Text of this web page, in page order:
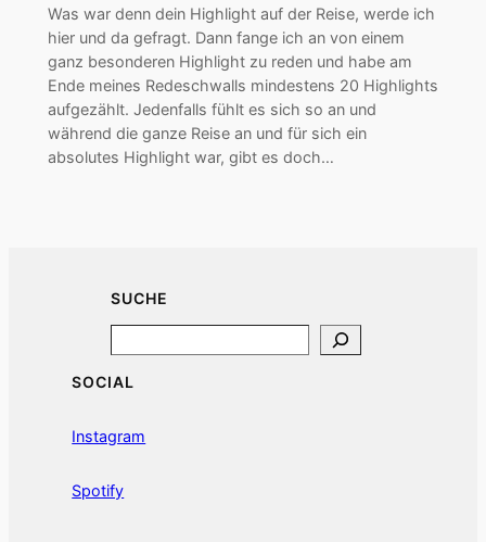
Was war denn dein Highlight auf der Reise, werde ich
hier und da gefragt. Dann fange ich an von einem
ganz besonderen Highlight zu reden und habe am
Ende meines Redeschwalls mindestens 20 Highlights
aufgezählt. Jedenfalls fühlt es sich so an und
während die ganze Reise an und für sich ein
absolutes Highlight war, gibt es doch…
SUCHE
SOCIAL
Instagram
Spotify